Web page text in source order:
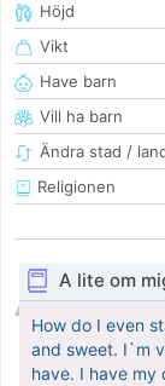
Höjd
Vikt
Have barn
Vill ha barn
Ändra stad /
Religionen
A lite om
How do I even
and sweet. I`m
have. I have my